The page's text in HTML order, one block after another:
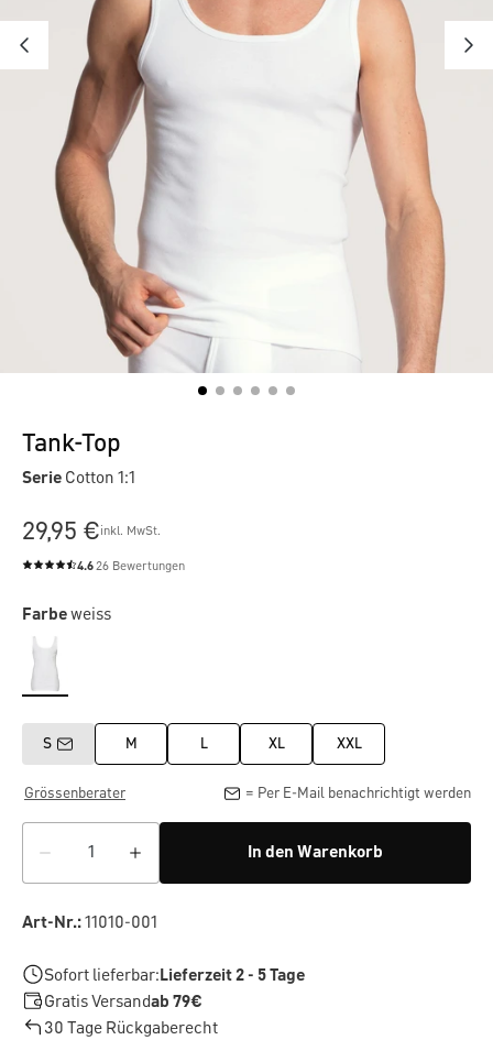
Tank-Top
Serie Cotton 1:1
29,95 €inkl. MwSt.
Durchschnittliche Bewertung von 4.6 von 5 Sternen
4.626 Bewertungen
Farbeweiss
S M L XL XXL
Grössenberater = Per E-Mail benachrichtigt werden
In den Warenkorb
Art-Nr.:11010-001
Sofort lieferbar:Lieferzeit 2 - 5 Tage
Gratis Versandab 79€
30 Tage Rückgaberecht